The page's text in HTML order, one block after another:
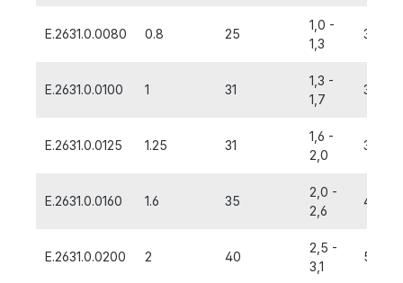
E.2631.0.0080 0.8 25
1,0 -
1,3
3,15
E.2631.0.0100 1 31
1,3 -
1,7
3,15
E.2631.0.0125 1.25 31
1,6 -
2,0
3,15
E.2631.0.0160 1.6 35
2,0 -
2,6
4,0
E.2631.0.0200 2 40
2,5 -
3,1
5,0